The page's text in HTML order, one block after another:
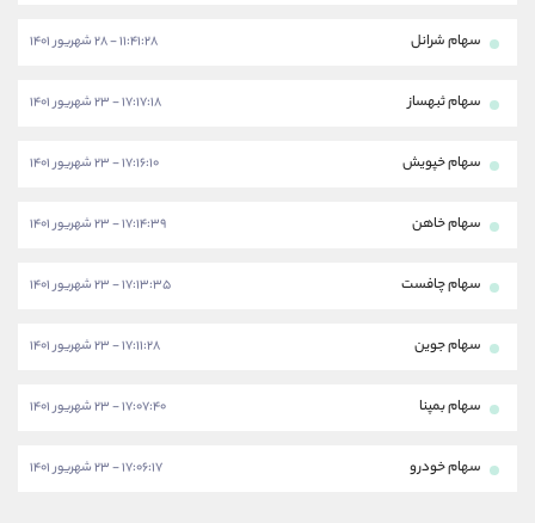
سهام شرانل ۱۱:۴۱:۲۸ - ۲۸ شهریور ۱۴۰۱
سهام ثبهساز ۱۷:۱۷:۱۸ - ۲۳ شهریور ۱۴۰۱
سهام خپویش ۱۷:۱۶:۱۰ - ۲۳ شهریور ۱۴۰۱
سهام خاهن ۱۷:۱۴:۳۹ - ۲۳ شهریور ۱۴۰۱
سهام چافست ۱۷:۱۳:۳۵ - ۲۳ شهریور ۱۴۰۱
سهام جوین ۱۷:۱۱:۲۸ - ۲۳ شهریور ۱۴۰۱
سهام بمپنا ۱۷:۰۷:۴۰ - ۲۳ شهریور ۱۴۰۱
سهام خودرو ۱۷:۰۶:۱۷ - ۲۳ شهریور ۱۴۰۱